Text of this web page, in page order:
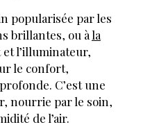
popularisée par les
brillantes, ou àla
et l’illuminateur,
le confort,
C’est une
nourrie par le soin,
de l’air.